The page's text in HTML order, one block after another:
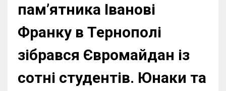
пам’ятника Іванові
Франку в Тернополі
зібрався Євромайдан із
сотні студентів. Юнаки та